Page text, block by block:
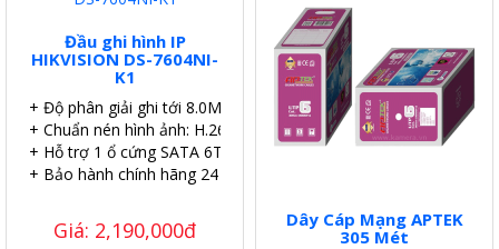
Đầu ghi hình IP
HIKVISION DS-7604NI-
K1
+ Độ phân giải ghi tới 8.0MP.
+ Chuẩn nén hình ảnh: H.265.
+ Hỗ trợ 1 ổ cứng SATA 6TB.
+ Bảo hành chính hãng 24 tháng.
Giá: 2,190,000đ
Dây Cáp Mạng APTEK
305 Mét